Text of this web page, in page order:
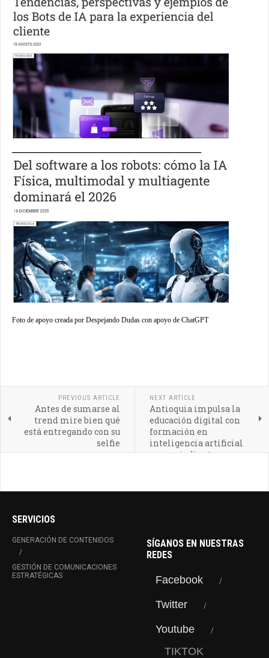
Foto de apoyo creada por Despejando Dudas con apoyo de ChatGPT
PREVIOUS ARTICLE
Antes de sumarse al
trend mire bien qué
está entregando con su
selfie
NEXT ARTICLE
Antioquia impulsa la
educación digital con
formación en
inteligencia artificial
para estudiantes y
SERVICIOS
GENERACIÓN DE CONTENIDOS
GESTIÓN DE COMUNICACIONES
ESTRATÉGICAS
SÍGANOS EN NUESTRAS
REDES
Facebook
Twitter
Youtube
TIKTOK